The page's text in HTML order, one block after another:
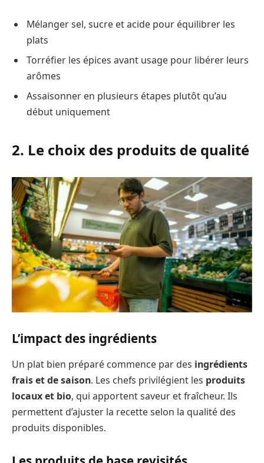
Mélanger sel, sucre et acide pour équilibrer les
plats
Torréfier les épices avant usage pour libérer leurs
arômes
Assaisonner en plusieurs étapes plutôt qu’au
début uniquement
2. Le choix des produits de qualité
L’impact des ingrédients
Un plat bien préparé commence par des ingrédients
frais et de saison. Les chefs privilégient les produits
locaux et bio, qui apportent saveur et fraîcheur. Ils
permettent d’ajuster la recette selon la qualité des
produits disponibles.